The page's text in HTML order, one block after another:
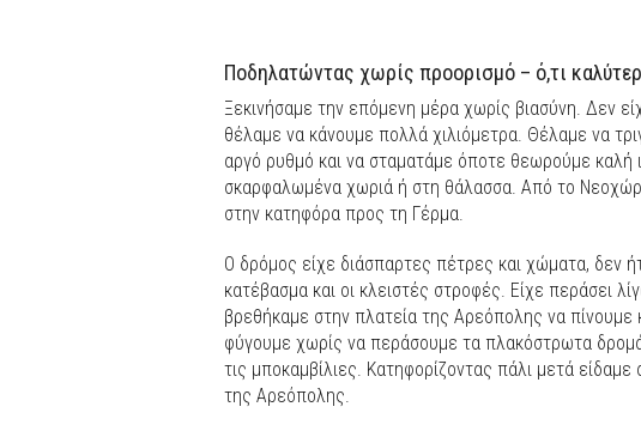
Ποδηλατώντας χωρίς προορισμό – ό,τι
Ξεκινήσαμε την επόμενη μέρα χωρίς βιασύνη. Δεν
θέλαμε να κάνουμε πολλά χιλιόμετρα. Θέλαμε να
αργό ρυθμό και να σταματάμε όποτε θεωρούμε καλή
σκαρφαλωμένα χωριά ή στη θάλασσα. Από το
στην κατηφόρα προς τη Γέρμα.
Ο δρόμος είχε διάσπαρτες πέτρες και χώματα, δεν
κατέβασμα και οι κλειστές στροφές. Είχε περάσει
βρεθήκαμε στην πλατεία της Αρεόπολης να
φύγουμε χωρίς να περάσουμε τα πλακόστρωτα
τις μποκαμβίλιες. Κατηφορίζοντας πάλι μετά είδαμε
της Αρεόπολης.